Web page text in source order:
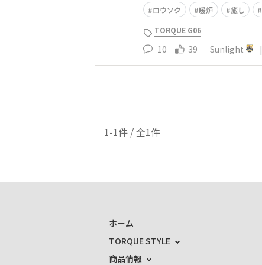
ロウソク 暖炉 癒し
TORQUE G06
10 39 Sunlight |
1-1件 / 全1件
ホーム
TORQUE STYLE
商品情報